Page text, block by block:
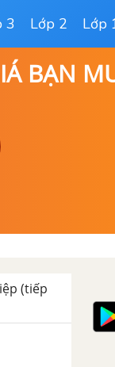
3 Lớp 2 Lớp
BẠN
(tiếp